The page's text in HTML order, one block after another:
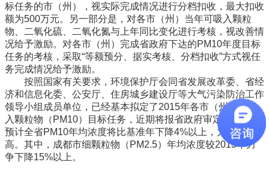
标任务的市（州），视实际完成情况进行分档扣收，最大扣收
额为500万元。另一部分是，对各市（州）当年可吸入颗粒
物、二氧化硫、二氧化氮与上年同比变化进行考核，视改善情
况给予激励。对各市（州）完成省政府下达的PM10年度目标
任务的考核，采取“等额预分、据实考核、分档扣收”方式视任
务完成情况给予激励。
按照国家有关要求，环境保护厅会同省发展改革委、省经
济和信息化委、公安厅、住房城乡建设厅等大气污染防治工作
领导小组成员单位，已经基本拟定了2015年各市（州）可吸
入颗粒物（PM10）目标任务，近期将报省政府审定后下达。
预计全省PM10年均浓度将比基准年下降4%以上，力争更
高。其中，成都市细颗粒物（PM2.5）年均浓度较2013年力
争下降15%以上。